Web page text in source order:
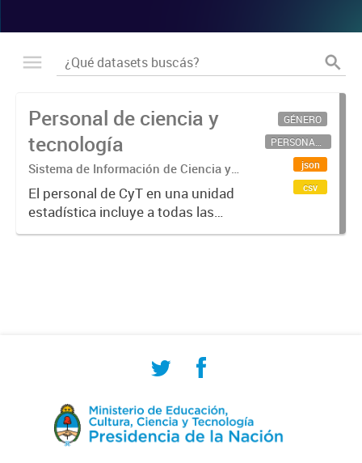
Personal de ciencia y
tecnología
Sistema de Información de Ciencia y
Tecnología Argentino (SICYTAR)
El personal de CyT en una unidad
estadística incluye a todas las
personas involucradas
GÉNERO
PERSONAL CIENTÍFICO-TECNOLÓGICO
json
csv